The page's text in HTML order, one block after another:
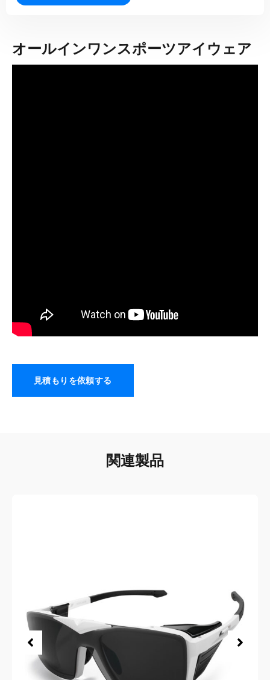
オールインワンスポーツアイウェア
見積もりを依頼する
関連製品